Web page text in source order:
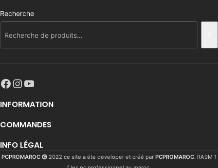
Recherche
INFORMATION
COMMANDES
INFO LÉGAL
PCPROMAROC 2022 ce site a éte developer et créé par PCPROMAROC. RA9M 1